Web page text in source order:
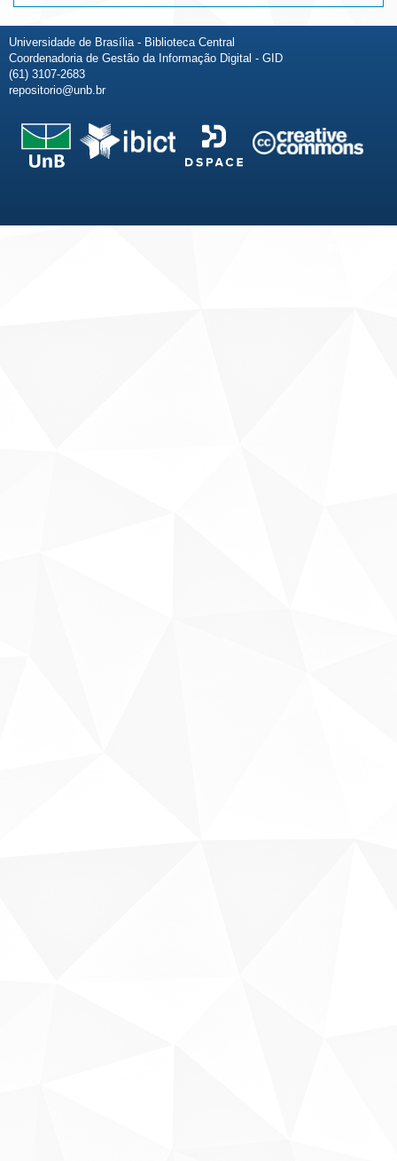
Universidade de Brasília - Biblioteca Central
Coordenadoria de Gestão da Informação Digital - GID
(61) 3107-2683
repositorio@unb.br